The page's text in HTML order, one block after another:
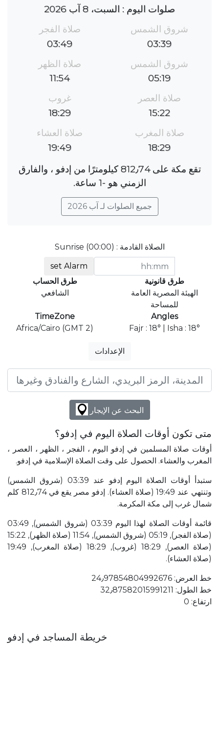
صلوات اليوم : السبت، 8 آب 2026
شروق الشمس
03:39
صلاة الفجر
03:49
شروق الشمس
05:19
صلاة الظهر
11:54
صلاة العصر
15:22
غروب
18:29
صلاة المغرب
18:29
صلاة العشاء
19:49
تقع مكة على 812٫74 كيلومترًا من إدفو ، والفارق
الزمني هو ؜-1 ساعة.
جميع الصلوات لـ آب 2026
الصلاة القادمة : Sunrise (00:00)
set Alarm
طرق قانونية
الهيئة المصرية العامة
للمساحة
طرق الحساب
الشافعي
Angles
Fajr : 18° | Isha : 18°
TimeZone
Africa/Cairo (GMT 2)
الإعدادات
البحث عن الإيجار
متى تكون أوقات الصلاة اليوم في إدفو؟
أوقات صلاة المسلمين في إدفو اليوم ، الفجر ، الظهر ، العصر ،
المغرب والعشاء. الحصول على وقت الصلاة الإسلامية في إدفو.
ستبدأ أوقات الصلاة اليوم إدفو عند 03:39 (شروق الشمس)
وتنتهي عند 19:49 (صلاة العشاء). إدفو مصر يقع في 812٫74 كلم
شمال غرب إلى مكة المكرمة.
قائمة أوقات الصلاة لهذا اليوم 03:39 (شروق الشمس), 03:49
(صلاة الفجر), 05:19 (شروق الشمس), 11:54 (صلاة الظهر), 15:22
(صلاة العصر), 18:29 (غروب), 18:29 (صلاة المغرب), 19:49
(صلاة العشاء).
خط العرض: 24٫97854804992676
خط الطول: 32٫87582015991211
ارتفاع: 0
خريطة المساجد في إدفو